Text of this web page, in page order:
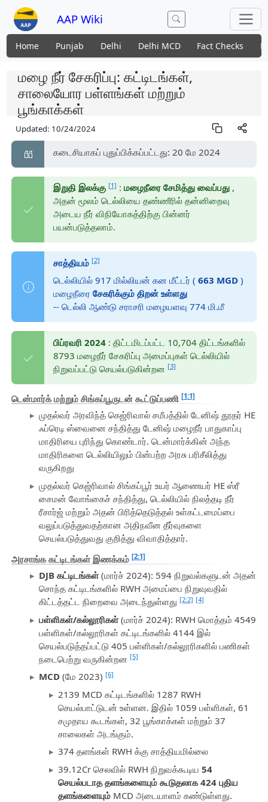
AAP Wiki
Home Punjab Delhi Delhi MCD Fact Checks
மழை நீர் சேகரிப்பு: கட்டிடங்கள்,
சாலையோர பள்ளங்கள் மற்றும்
பூங்காக்கள்
Updated: 10/24/2024
கடைசியாகப் புதுப்பிக்கப்பட்டது: 20 மே 2024
இறுதி இலக்கு [1] : மழைநீரை சேமித்து வைப்பது,
அதன் மூலம் டெல்லியை தண்ணீரில் தன்னிறைவு
அடைய நீர் விநியோகத்திற்கு பின்னர்
பயன்படுத்தலாம்.
சாத்தியம் [2]
டெல்லியில் 917 மில்லியன் கன மீட்டர் ( 663 MGD)
மழைநீரை சேகரிக்கும் திறன் உள்ளது
-- டெல்லி ஆண்டு சராசரி மழையளவு 774 மி.மீ
பிப்ரவரி 2024: திட்டமிடப்பட்ட 10,704 திட்டங்களில்
8793 மழைநீர் சேகரிப்பு அமைப்புகள் டெல்லியில்
நிறுவப்பட்டு செயல்படுகின்றன[3]
டென்மார்க் மற்றும் சிங்கப்பூருடன் கூட்டுப்பணி [1:1]
முதல்வர் அரவிந்த் கெஜ்ரிவால் சமீபத்தில் டேனிஷ் தூதர் HE
ஃப்ரெடி ஸ்வைனை சந்தித்து டேனிஷ் மழைநீர் பாதுகாப்பு
மாதிரியை புரிந்து கொண்டார். டென்மார்க்கின் அந்த
மாதிரிகளை டெல்லியிலும் பின்பற்ற அரசு பரிசீலித்து
வருகிறது
முதல்வர் கெஜ்ரிவால் சிங்கப்பூர் உயர் ஆணையர் HE ஸ்ரீ
சைமன் வோங்கைச் சந்தித்து, டெல்லியில் நிலத்தடி நீர்
ரீசார்ஜ் மற்றும் அதன் பிரித்தெடுத்தல் உள்கட்டமைப்பை
வலுப்படுத்துவதற்கான அதிநவீன தீர்வுகளை
செயல்படுத்துவது குறித்து விவாதித்தார்.
அரசாங்க கட்டிடங்கள் இணக்கம் [2:1]
DJB கட்டிடங்கள்(மார்ச் 2024): 594 நிறுவல்களுடன் அதன்
சொந்த கட்டிடங்களில் RWH அமைப்பை நிறுவுவதில்
கிட்டத்தட்ட நிறைவை அடைந்துள்ளது [2:2] [4]
பள்ளிகள்/கல்லூரிகள்(மார்ச் 2024): RWH மொத்தம் 4549
பள்ளிகள்/கல்லூரிகள் கட்டிடங்களில் 4144 இல்
செயல்படுத்தப்பட்டு 405 பள்ளிகள்/கல்லூரிகளில் பணிகள்
நடைபெற்று வருகின்றன [5]
MCD (மே 2023) [6]
2139 MCD கட்டிடங்களில் 1287 RWH
செயல்பாட்டுடன் உள்ளன. இதில் 1059 பள்ளிகள், 61
சமுதாய கூடங்கள், 32 பூங்காக்கள் மற்றும் 37
சாலைகள் அடங்கும்.
374 தளங்கள் RWH க்கு சாத்தியமில்லை
39.12Cr செலவில் RWH நிறுவக்கூடிய 54
செயல்படாத தளங்களையும் கூடுதலாக 424 புதிய
தளங்களையும்MCD அடையாளம் கண்டுள்ளது.